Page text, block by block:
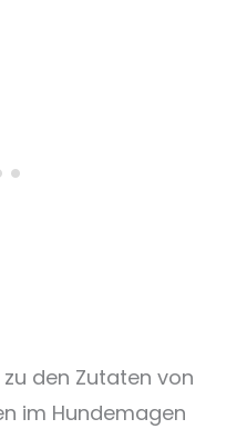
den Zutaten von
im Hundemagen